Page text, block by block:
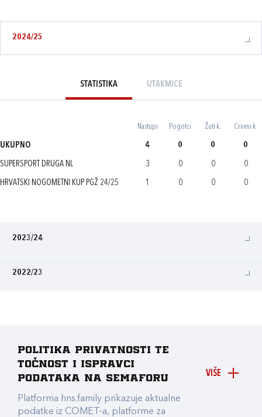
2024/25
STATISTIKA UTAKMICE
Nastupi Pogotci Žuti k. Crveni k.
UKUPNO 4 0 0 0
SUPERSPORT DRUGA NL 3 0 0 0
HRVATSKI NOGOMETNI KUP PGŽ 24/25 1 0 0 0
2023/24
2022/23
VIŠE
Politika privatnosti te
točnost i ispravci
podataka na Semaforu
Platforma hns.family prikazuje aktualne
podatke iz COMET-a, platforme za